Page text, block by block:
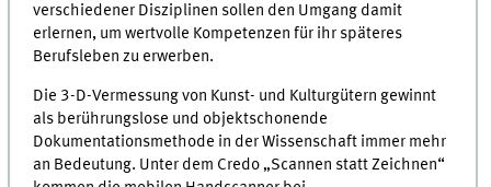
verschiedener Disziplinen sollen den Umgang damit
erlernen, um wertvolle Kompetenzen für ihr späteres
Berufsleben zu erwerben.
Die 3-D-Vermessung von Kunst- und Kulturgütern gewinnt
als berührungslose und objektschonende
Dokumentationsmethode in der Wissenschaft immer mehr
an Bedeutung. Unter dem Credo „Scannen statt Zeichnen“